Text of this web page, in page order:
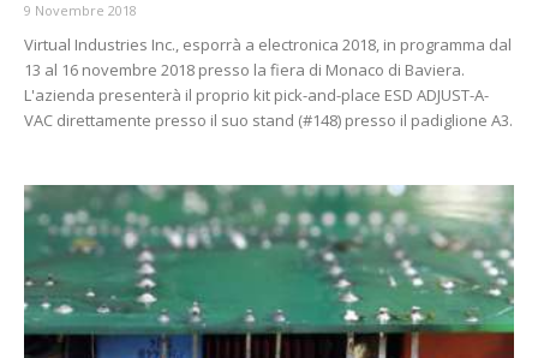
9 Novembre 2018
Virtual Industries Inc., esporrà a electronica 2018, in programma dal
13 al 16 novembre 2018 presso la fiera di Monaco di Baviera.
L'azienda presenterà il proprio kit pick-and-place ESD ADJUST-A-
VAC direttamente presso il suo stand (#148) presso il padiglione A3.